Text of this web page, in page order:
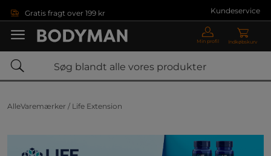
Gratis fragt over 199 kr Kundeservice
Min profil Indkøbskurv
AlleVaremærker / Life Extension